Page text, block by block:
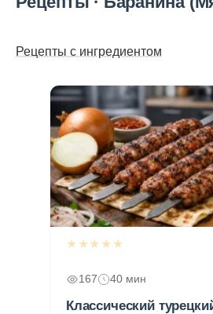
Рецепты с ингредиентом
★★★★★
167 40 мин
Классический